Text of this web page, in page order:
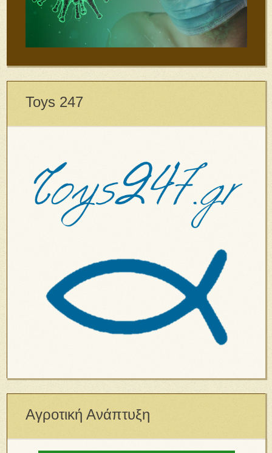
Toys 247
Αγροτική Ανάπτυξη